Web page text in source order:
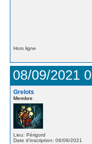
Hors ligne
08/09/2021
Grelots
Membre
Lieu: Périgord
Date d'inscription: 06/09/2021